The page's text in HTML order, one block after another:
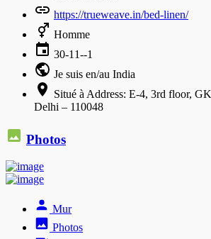
https://trueweave.in/bed-linen/
Homme
30-11--1
Je suis en/au India
Situé à Address: E-4, 3rd floor,
Delhi – 110048
Photos
Mur
Photos